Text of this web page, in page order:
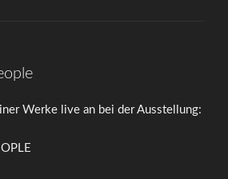
Werke live an bei der Ausstellung: